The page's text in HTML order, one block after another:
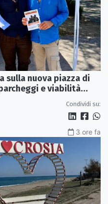
sulla nuova piazza di
e viabilità
Condividi su:
3 ore fa